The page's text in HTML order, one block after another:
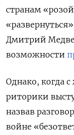
странам
Дмитрий
возможности
Однако, когда
риторики
назвав
войне